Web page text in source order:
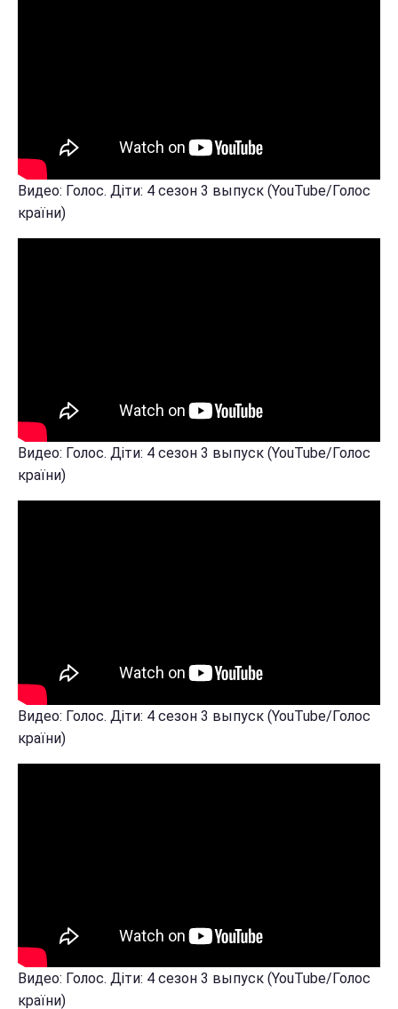
Видео: Голос. Діти: 4 сезон 3 выпуск (YouTube/Голос
країни)
Видео: Голос. Діти: 4 сезон 3 выпуск (YouTube/Голос
країни)
Видео: Голос. Діти: 4 сезон 3 выпуск (YouTube/Голос
країни)
Видео: Голос. Діти: 4 сезон 3 выпуск (YouTube/Голос
країни)